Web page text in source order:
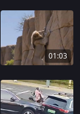
01:03